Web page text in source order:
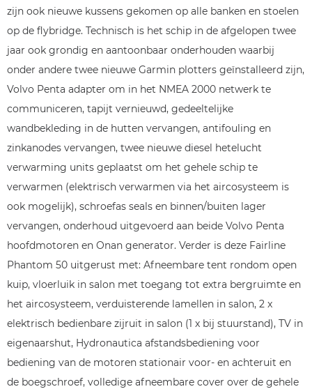
zijn ook nieuwe kussens gekomen op alle banken en stoelen
op de flybridge. Technisch is het schip in de afgelopen twee
jaar ook grondig en aantoonbaar onderhouden waarbij
onder andere twee nieuwe Garmin plotters geïnstalleerd zijn,
Volvo Penta adapter om in het NMEA 2000 netwerk te
communiceren, tapijt vernieuwd, gedeeltelijke
wandbekleding in de hutten vervangen, antifouling en
zinkanodes vervangen, twee nieuwe diesel hetelucht
verwarming units geplaatst om het gehele schip te
verwarmen (elektrisch verwarmen via het aircosysteem is
ook mogelijk), schroefas seals en binnen/buiten lager
vervangen, onderhoud uitgevoerd aan beide Volvo Penta
hoofdmotoren en Onan generator. Verder is deze Fairline
Phantom 50 uitgerust met: Afneembare tent rondom open
kuip, vloerluik in salon met toegang tot extra bergruimte en
het aircosysteem, verduisterende lamellen in salon, 2 x
elektrisch bedienbare zijruit in salon (1 x bij stuurstand), TV in
eigenaarshut, Hydronautica afstandsbediening voor
bediening van de motoren stationair voor- en achteruit en
de boegschroef, volledige afneembare cover over de gehele